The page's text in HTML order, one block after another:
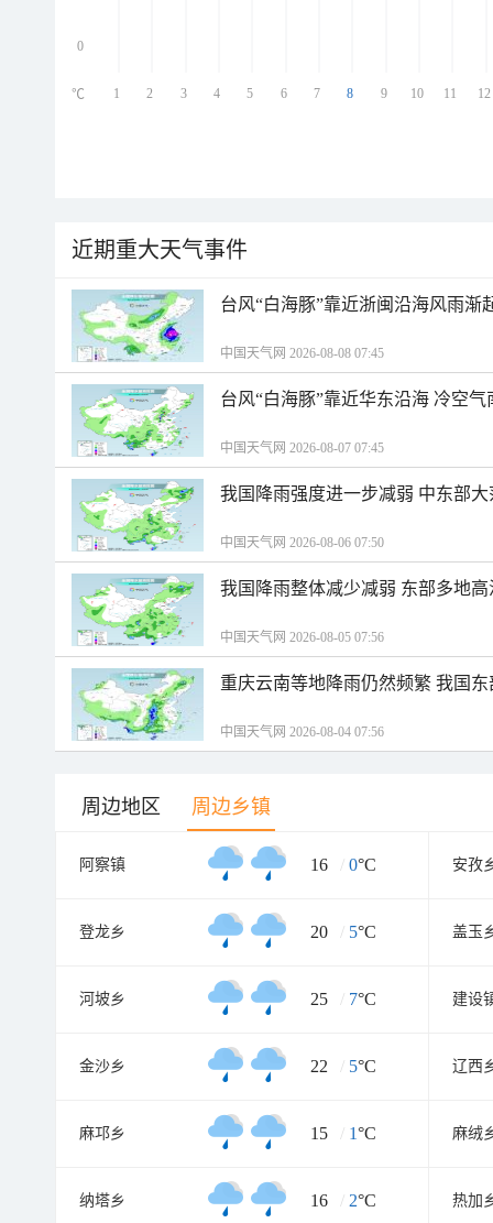
0
1 2 3 4 5 6 7 8 9 10 11 12
℃
近期重大天气事件
台风“白海豚”靠近浙闽沿海风雨渐
中国天气网 2026-08-08 07:45
台风“白海豚”靠近华东沿海 冷空
中国天气网 2026-08-07 07:45
我国降雨强度进一步减弱 中东部
中国天气网 2026-08-06 07:50
我国降雨整体减少减弱 东部多地
中国天气网 2026-08-05 07:56
重庆云南等地降雨仍然频繁 我国
中国天气网 2026-08-04 07:56
周边地区 周边乡镇
阿察镇 16 / 0°C 安孜
登龙乡 20 / 5°C 盖玉
河坡乡 25 / 7°C 建设
金沙乡 22 / 5°C 辽西
麻邛乡 15 / 1°C 麻绒
纳塔乡 16 / 2°C 热加